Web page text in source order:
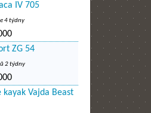
IV 705
4 týdny
ZG 54
2 týdny
kayak Vajda Beast